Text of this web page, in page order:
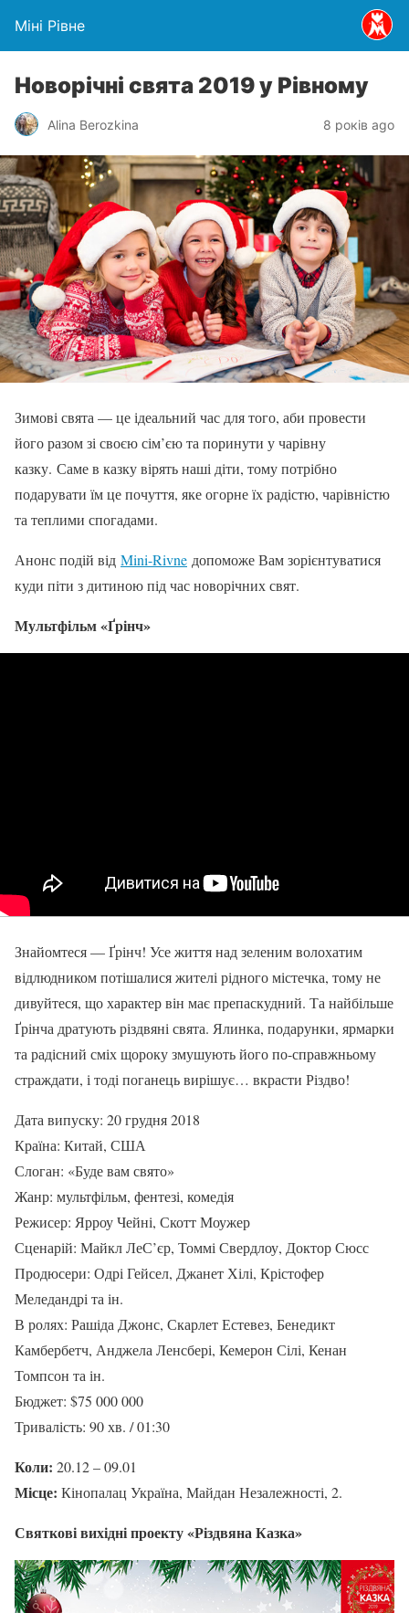
Міні Рівне
Новорічні свята 2019 у Рівному
Alina Berozkina 8 років ago
Зимові свята — це ідеальний час для того, аби провести
його разом зі своєю сім’єю та поринути у чарівну
казку. Саме в казку вірять наші діти, тому потрібно
подарувати їм це почуття, яке огорне їх радістю, чарівністю
та теплими спогадами.
Анонс подій від Mini-Rivne допоможе Вам зорієнтуватися
куди піти з дитиною під час новорічних свят.
Мультфільм «Ґрінч»
Знайомтеся — Ґрінч! Усе життя над зеленим волохатим
відлюдником потішалися жителі рідного містечка, тому не
дивуйтеся, що характер він має препаскудний. Та найбільше
Ґрінча дратують різдвяні свята. Ялинка, подарунки, ярмарки
та радісний сміх щороку змушують його по-справжньому
страждати, і тоді поганець вирішує… вкрасти Різдво!
Дата випуску: 20 грудня 2018
Країна: Китай, США
Слоган: «Буде вам свято»
Жанр: мультфільм, фентезі, комедія
Режисер: Ярроу Чейні, Скотт Моужер
Сценарій: Майкл ЛеС’єр, Томмі Свердлоу, Доктор Сюсс
Продюсери: Одрі Гейсел, Джанет Хілі, Крістофер
Меледандрі та ін.
В ролях: Рашіда Джонс, Скарлет Естевез, Бенедикт
Камбербетч, Анджела Ленсбері, Кемерон Сілі, Кенан
Томпсон та ін.
Бюджет: $75 000 000
Тривалість: 90 хв. / 01:30
Коли: 20.12 – 09.01
Місце: Кінопалац Україна, Майдан Незалежності, 2.
Святкові вихідні проекту «Різдвяна Казка»